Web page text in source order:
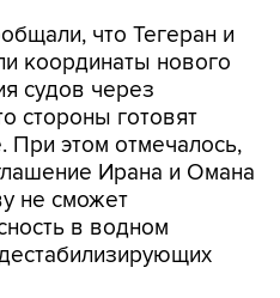
что Тегеран и
координаты нового
судов через
стороны готовят
При этом отмечалось,
Ирана и Омана
не сможет
в водном